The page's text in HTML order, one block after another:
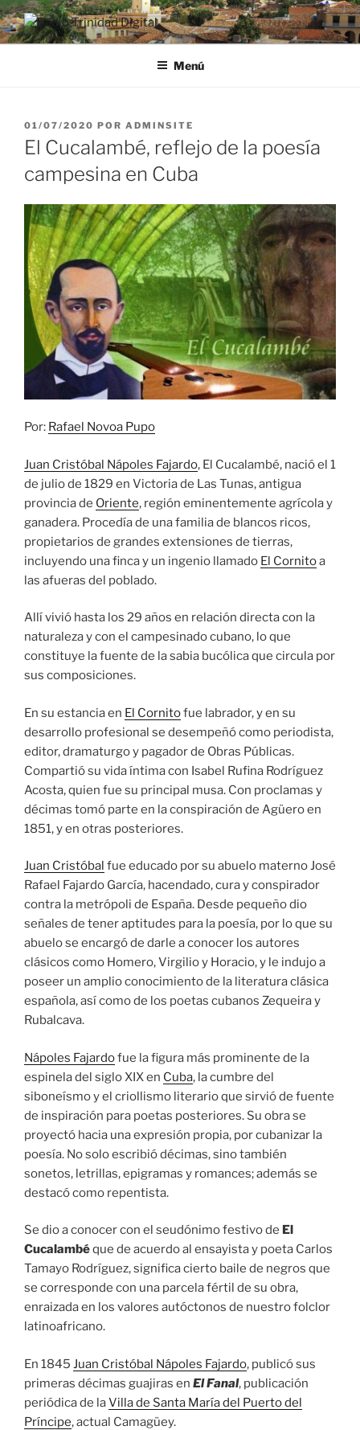
Saltar
al
contenido
RADIO TRINIDAD DIGITAL
Desde la Ciudad Museo del Caribe
Menú
PUBLICADO
EL
01/07/2020 POR ADMINSITE
El Cucalambé, reflejo de la poesía
campesina en Cuba
Por: Rafael Novoa Pupo
Juan Cristóbal Nápoles Fajardo, El Cucalambé, nació el 1
de julio de 1829 en Victoria de Las Tunas, antigua
provincia de Oriente, región eminentemente agrícola y
ganadera. Procedía de una familia de blancos ricos,
propietarios de grandes extensiones de tierras,
incluyendo una finca y un ingenio llamado El Cornitoa
las afueras del poblado.
Allí vivió hasta los 29 años en relación directa con la
naturaleza y con el campesinado cubano, lo que
constituye la fuente de la sabia bucólica que circula por
sus composiciones.
En su estancia en El Cornitofue labrador, y en su
desarrollo profesional se desempeñó como periodista,
editor, dramaturgo y pagador de Obras Públicas.
Compartió su vida íntima con Isabel Rufina Rodríguez
Acosta, quien fue su principal musa. Con proclamas y
décimas tomó parte en la conspiración de Agüero en
1851, y en otras posteriores.
Juan Cristóbal fue educado por su abuelo materno José
Rafael Fajardo García, hacendado, cura y conspirador
contra la metrópoli de España. Desde pequeño dio
señales de tener aptitudes para la poesía, por lo que su
abuelo se encargó de darle a conocer los autores
clásicos como Homero, Virgilio y Horacio, y le indujo a
poseer un amplio conocimiento de la literatura clásica
española, así como de los poetas cubanos Zequeira y
Rubalcava.
Nápoles Fajardofue la figura más prominente de la
espinela del siglo XIX en Cuba, la cumbre del
siboneísmo y el criollismo literario que sirvió de fuente
de inspiración para poetas posteriores. Su obra se
proyectó hacia una expresión propia, por cubanizar la
poesía. No solo escribió décimas, sino también
sonetos, letrillas, epigramas y romances; además se
destacó como repentista.
Se dio a conocer con el seudónimo festivo de El
Cucalambéque de acuerdo al ensayista y poeta Carlos
Tamayo Rodríguez, significa cierto baile de negros que
se corresponde con una parcela fértil de su obra,
enraizada en los valores autóctonos de nuestro folclor
latinoafricano.
En 1845 Juan Cristóbal Nápoles Fajardo, publicó sus
primeras décimas guajiras en El Fanal, publicación
periódica de laVilla de Santa María del Puerto del
Príncipe, actual Camagüey.